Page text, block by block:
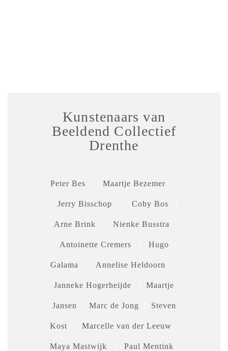
Kunstenaars van
Beeldend Collectief
Drenthe
Peter Bes Maartje Bezemer
Jerry Bisschop Coby Bos
Arne Brink Nienke Busstra
Antoinette Cremers Hugo
Galama Annelise Heldoorn
Janneke Hogerheijde Maartje
Jansen Marc de Jong Steven
Kost Marcelle van der Leeuw
Maya Mastwijk Paul Mentink